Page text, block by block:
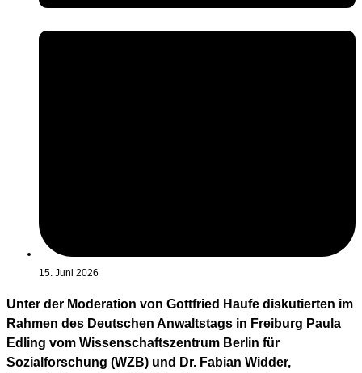
15. Juni 2026
Unter der Moderation von Gottfried Haufe diskutierten im
Rahmen des Deutschen Anwaltstags in Freiburg Paula
Edling vom Wissenschaftszentrum Berlin für
Sozialforschung (WZB) und Dr. Fabian Widder,